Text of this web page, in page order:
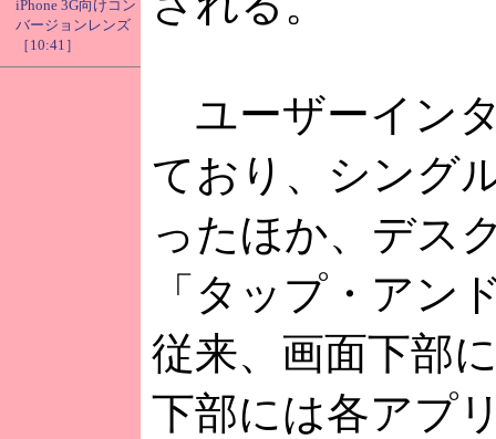
iPhone 3G向けコン
バージョンレンズ
［10:41］
ユーザーイン
ており、シング
ったほか、デス
「タップ・アン
従来、画面下部
下部には各アプ